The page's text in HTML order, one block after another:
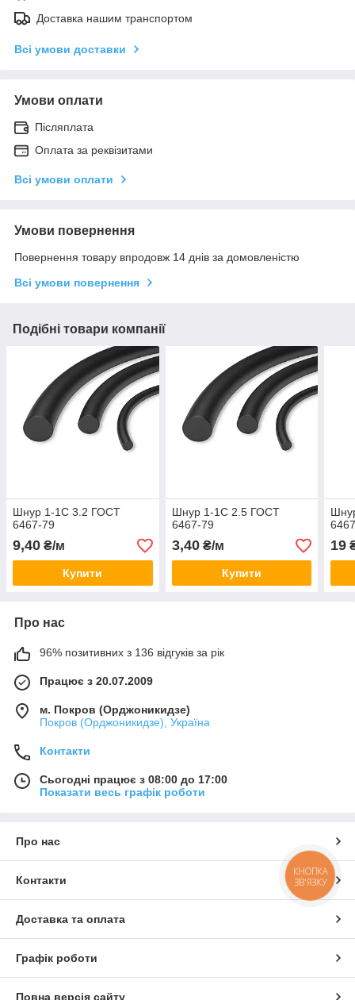
Доставка нашим транспортом
Всі умови доставки
Умови оплати
Післяплата
Оплата за реквізитами
Всі умови оплати
Умови повернення
Повернення товару впродовж 14 днів за домовленістю
Всі умови повернення
Подібні товари компанії
Шнур 1-1С 3.2 ГОСТ
6467-79
9,40 ₴/м
Купити
Шнур 1-1С 2.5 ГОСТ
6467-79
3,40₴/м
Купити
19
Про нас
96% позитивних з 136 відгуків за рік
Працює з 20.07.2009
м. Покров (Орджоникидзе)
Покров (Орджоникидзе), Україна
Контакти
Сьогодні працює з 08:00 до 17:00
Показати весь графік роботи
Про нас
Контакти
Доставка та оплата
Графік роботи
Повна версія сайту
КНОПКА
ЗВ'ЯЗКУ